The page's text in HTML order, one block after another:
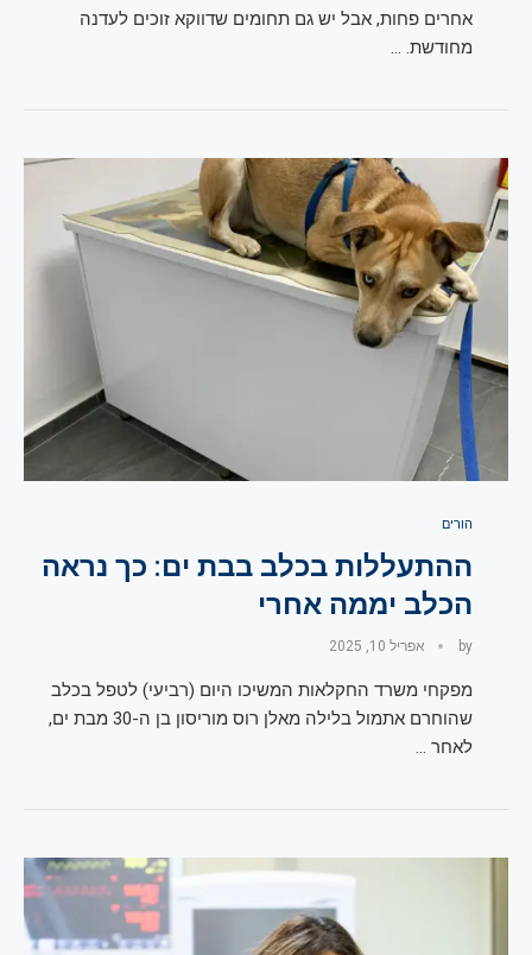
אחרים פחות, אבל יש גם תחומים שדווקא זוכים לעדנה
מחודשת. …
הורים
ההתעללות בכלב בבת ים: כך נראה
הכלב יממה אחרי
by אפריל 10, 2025
מפקחי משרד החקלאות המשיכו היום (רביעי) לטפל בכלב
שהוחרם אתמול בלילה מאלן רוס מוריסון בן ה-30 מבת ים,
לאחר …